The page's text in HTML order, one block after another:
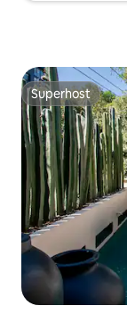
Superhost
Superhost